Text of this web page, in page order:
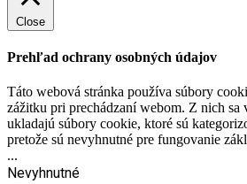
Close
Prehľad ochrany osobných údajov
Táto webová stránka používa súbory
zážitku pri prechádzaní webom. Z nich sa
ukladajú súbory cookie, ktoré sú
pretože sú nevyhnutné pre fungovanie
...
Nevyhnutné